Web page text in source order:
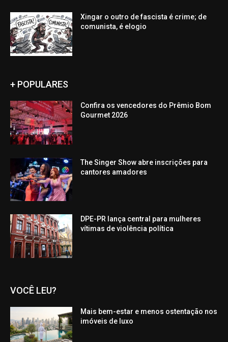
Xingar o outro de fascista é crime; de
comunista, é elogio
+ POPULARES
Confira os vencedores do Prêmio Bom
Gourmet 2026
The Singer Show abre inscrições para
cantores amadores
DPE-PR lança central para mulheres
vítimas de violência política
VOCÊ LEU?
Mais bem-estar e menos ostentação nos
imóveis de luxo